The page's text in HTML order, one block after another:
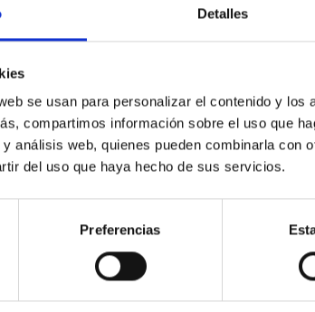
Detalles
se usan para personalizar el contenido y los
compartimos información sobre el uso que
análisis web, quienes pueden combinarla con
del uso que haya hecho de sus servicios.
Preferencias